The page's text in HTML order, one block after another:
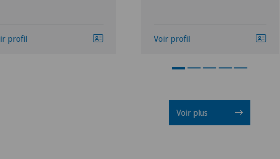
profil Voir profil
Voir plus